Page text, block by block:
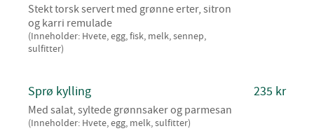
Stekt torsk servert med grønne erter, sitron
og karri remulade
(Inneholder: Hvete, egg, fisk, melk, sennep,
sulfitter)
Sprø kylling
Med salat, syltede grønnsaker og parmesan
(Inneholder: Hvete, egg, melk, sulfitter)
235 kr